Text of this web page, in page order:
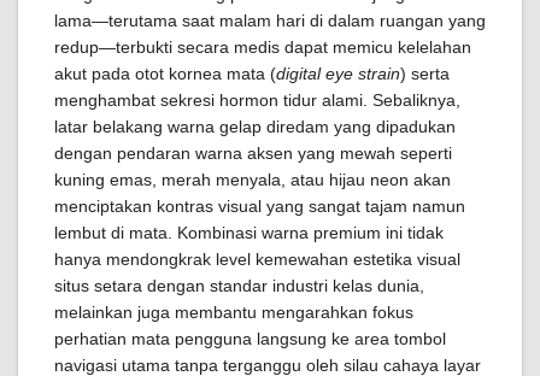
lama—terutama saat malam hari di dalam ruangan yang
redup—terbukti secara medis dapat memicu kelelahan
akut pada otot kornea mata (digital eye strain) serta
menghambat sekresi hormon tidur alami. Sebaliknya,
latar belakang warna gelap diredam yang dipadukan
dengan pendaran warna aksen yang mewah seperti
kuning emas, merah menyala, atau hijau neon akan
menciptakan kontras visual yang sangat tajam namun
lembut di mata. Kombinasi warna premium ini tidak
hanya mendongkrak level kemewahan estetika visual
situs setara dengan standar industri kelas dunia,
melainkan juga membantu mengarahkan fokus
perhatian mata pengguna langsung ke area tombol
navigasi utama tanpa terganggu oleh silau cahaya layar